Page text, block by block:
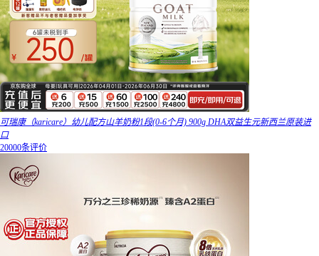
可瑞康（karicare）幼儿配方山羊奶粉1段(0-6个月) 900g DHA双益生元新西兰原装进
口
20000条评价